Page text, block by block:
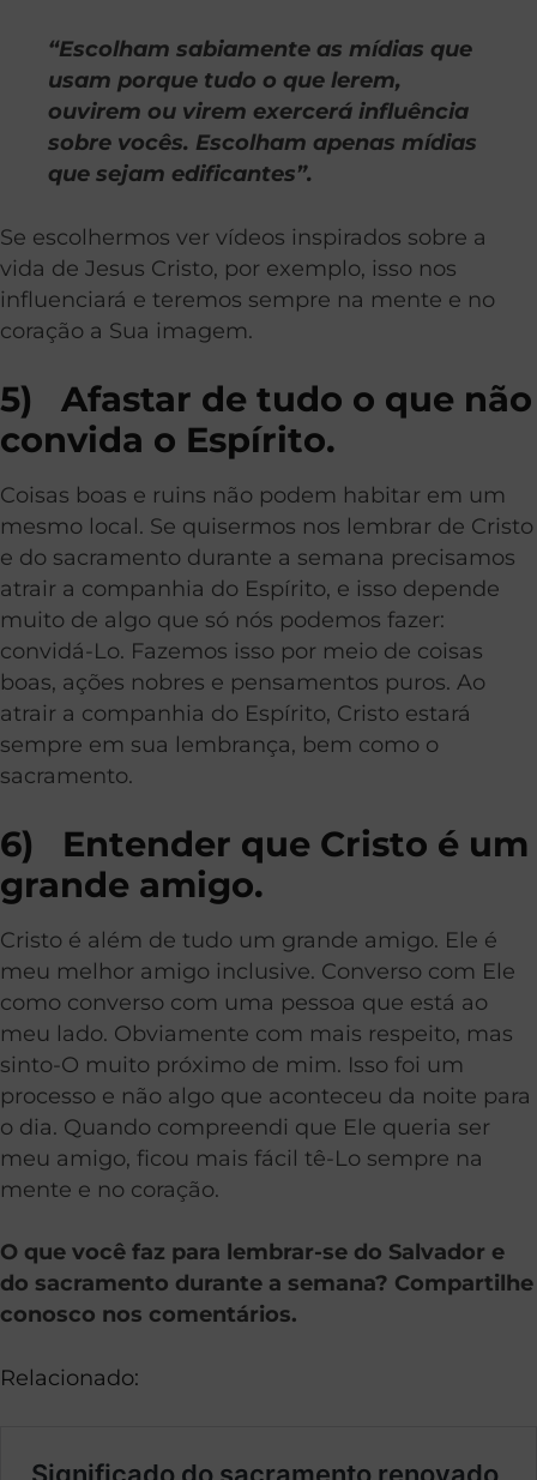
“Escolham sabiamente as mídias que
usam porque tudo o que lerem,
ouvirem ou virem exercerá influência
sobre vocês. Escolham apenas mídias
que sejam edificantes”.
Se escolhermos ver vídeos inspirados sobre a
vida de Jesus Cristo, por exemplo, isso nos
influenciará e teremos sempre na mente e no
coração a Sua imagem.
5) Afastar de tudo o que não
convida o Espírito.
Coisas boas e ruins não podem habitar em um
mesmo local. Se quisermos nos lembrar de Cristo
e do sacramento durante a semana precisamos
atrair a companhia do Espírito, e isso depende
muito de algo que só nós podemos fazer:
convidá-Lo. Fazemos isso por meio de coisas
boas, ações nobres e pensamentos puros. Ao
atrair a companhia do Espírito, Cristo estará
sempre em sua lembrança, bem como o
sacramento.
6) Entender que Cristo é um
grande amigo.
Cristo é além de tudo um grande amigo. Ele é
meu melhor amigo inclusive. Converso com Ele
como converso com uma pessoa que está ao
meu lado. Obviamente com mais respeito, mas
sinto-O muito próximo de mim. Isso foi um
processo e não algo que aconteceu da noite para
o dia. Quando compreendi que Ele queria ser
meu amigo, ficou mais fácil tê-Lo sempre na
mente e no coração.
O que você faz para lembrar-se do Salvador e
do sacramento durante a semana? Compartilhe
conosco nos comentários.
Relacionado: